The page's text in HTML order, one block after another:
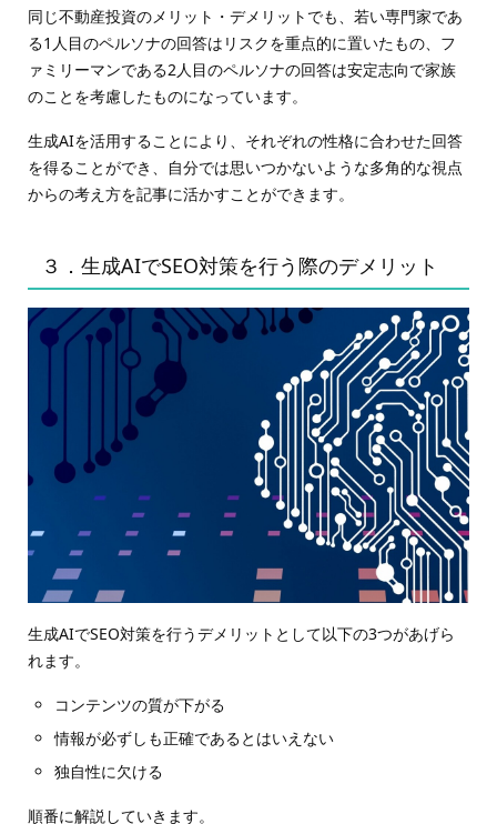
同じ不動産投資のメリット・デメリットでも、若い専門家であ
る1人目のペルソナの回答はリスクを重点的に置いたもの、フ
ァミリーマンである2人目のペルソナの回答は安定志向で家族
のことを考慮したものになっています。
生成AIを活用することにより、それぞれの性格に合わせた回答
を得ることができ、自分では思いつかないような多角的な視点
からの考え方を記事に活かすことができます。
３．生成AIでSEO対策を行う際のデメリット
生成AIでSEO対策を行うデメリットとして以下の3つがあげら
れます。
コンテンツの質が下がる
情報が必ずしも正確であるとはいえない
独自性に欠ける
順番に解説していきます。